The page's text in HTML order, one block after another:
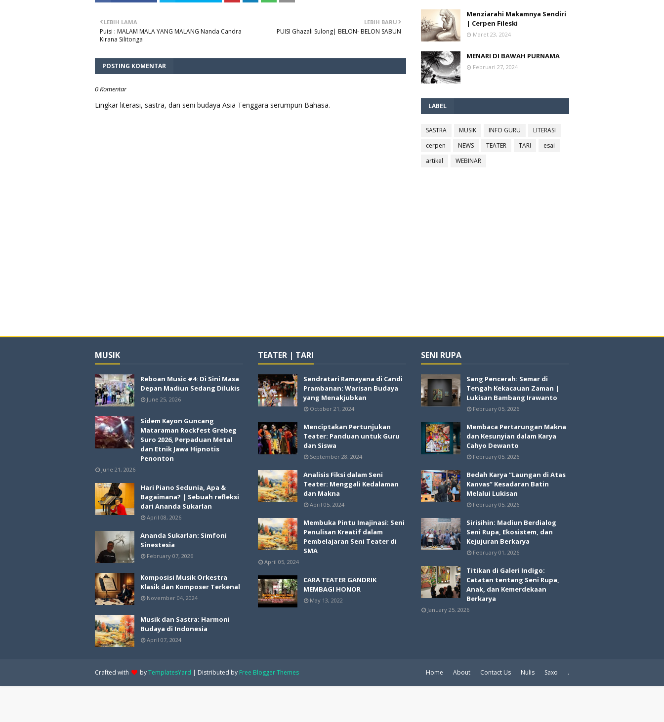
LEBIH BARU
PUISI Ghazali Sulong| BELON- BELON SABUN
LEBIH LAMA
Puisi : MALAM MALA YANG MALANG Nanda Candra
Kirana Silitonga
POSTING KOMENTAR
0 Komentar
Lingkar literasi, sastra, dan seni budaya Asia Tenggara serumpun Bahasa.
Menziarahi Makamnya Sendiri
| Cerpen Fileski
Maret 23, 2024
MENARI DI BAWAH PURNAMA
Februari 27, 2024
LABEL
SASTRA MUSIK INFO GURU
LITERASI
cerpen
NEWS TEATER TARI
esai
artikel
WEBINAR
MUSIK
Reboan Music #4: Di Sini Masa
Depan Madiun Sedang Dilukis
June 25, 2026
Sidem Kayon Guncang
Mataraman Rockfest Grebeg
Suro 2026, Perpaduan Metal
dan Etnik Jawa Hipnotis
Penonton
June 21, 2026
Hari Piano Sedunia, Apa &
Bagaimana? | Sebuah refleksi
dari Ananda Sukarlan
April 08, 2026
Ananda Sukarlan: Simfoni
Sinestesia
February 07, 2026
Komposisi Musik Orkestra
Klasik dan Komposer Terkenal
November 04, 2024
Musik dan Sastra: Harmoni
Budaya di Indonesia
April 07, 2024
TEATER | TARI
Sendratari Ramayana di Candi
Prambanan: Warisan Budaya
yang Menakjubkan
October 21, 2024
Menciptakan Pertunjukan
Teater: Panduan untuk Guru
dan Siswa
September 28, 2024
Analisis Fiksi dalam Seni
Teater: Menggali Kedalaman
dan Makna
April 05, 2024
Membuka Pintu Imajinasi: Seni
Penulisan Kreatif dalam
Pembelajaran Seni Teater di
SMA
April 05, 2024
CARA TEATER GANDRIK
MEMBAGI HONOR
May 13, 2022
SENI RUPA
Sang Pencerah: Semar di
Tengah Kekacauan Zaman |
Lukisan Bambang Irawanto
February 05, 2026
Membaca Pertarungan Makna
dan Kesunyian dalam Karya
Cahyo Dewanto
February 05, 2026
Bedah Karya “Laungan di Atas
Kanvas” Kesadaran Batin
Melalui Lukisan
February 05, 2026
Sirisihin: Madiun Berdialog
Seni Rupa, Ekosistem, dan
Kejujuran Berkarya
February 01, 2026
Titikan di Galeri Indigo:
Catatan tentang Seni Rupa,
Anak, dan Kemerdekaan
Berkarya
January 25, 2026
Home About Contact Us Nulis Saxo .
Crafted with byTemplatesYard | Distributed by Free Blogger Themes